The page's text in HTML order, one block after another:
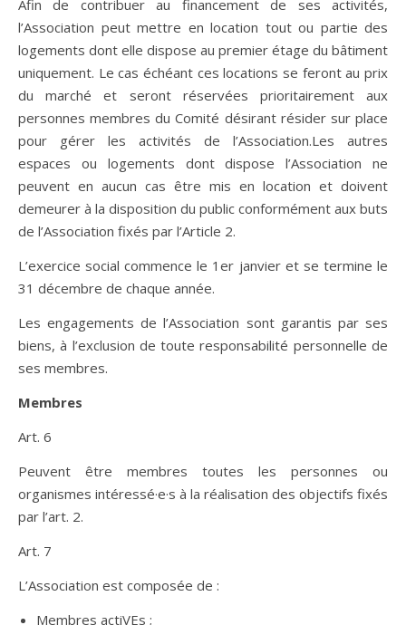
Afin de contribuer au financement de ses activités,
l’Association peut mettre en location tout ou partie des
logements dont elle dispose au premier étage du bâtiment
uniquement. Le cas échéant ces locations se feront au prix
du marché et seront réservées prioritairement aux
personnes membres du Comité désirant résider sur place
pour gérer les activités de l’Association.Les autres
espaces ou logements dont dispose l’Association ne
peuvent en aucun cas être mis en location et doivent
demeurer à la disposition du public conformément aux buts
de l’Association fixés par l’Article 2.
L’exercice social commence le 1er janvier et se termine le
31 décembre de chaque année.
Les engagements de l’Association sont garantis par ses
biens, à l’exclusion de toute responsabilité personnelle de
ses membres.
Membres
Art. 6
Peuvent être membres toutes les personnes ou
organismes intéressé·e·s à la réalisation des objectifs fixés
par l’art. 2.
Art. 7
L’Association est composée de :
Membres actiVEs ;